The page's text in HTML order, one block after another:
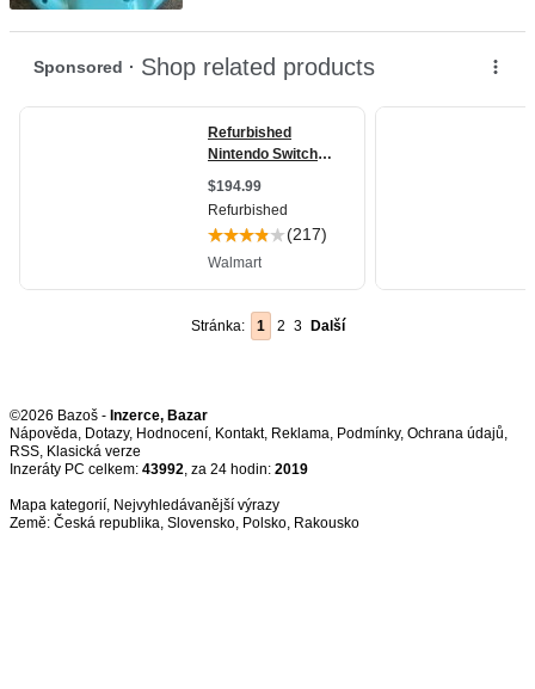
Stránka: 1 2 3 Další
©2026 Bazoš - Inzerce, Bazar
Nápověda, Dotazy, Hodnocení, Kontakt, Reklama, Podmínky, Ochrana údajů,
RSS,
Inzeráty PC celkem: 43992, za 24 hodin: 2019
Mapa kategorií, Nejvyhledávanější výrazy
Země: Česká republika, Slovensko, Polsko, Rakousko